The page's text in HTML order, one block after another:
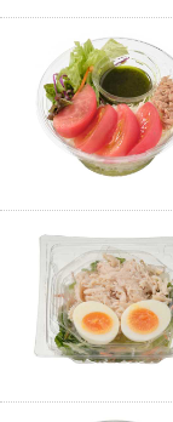
スポーツ振興くじ
行政サービス
保険
学び・教育
レジでApple
オンラインフォト
宅配ロッカー（店
自転車シェアリン
モバイルバッテリ
セブン‐イレブンの
データで見るセブ
セブン‐イレブンの
セブン-イレブンの
セブン-イレブンの
サステナビリティ
報告書ライブラリ
简体中文(服务)
한국어(서비스)
ภาษาไทย(บริการ)